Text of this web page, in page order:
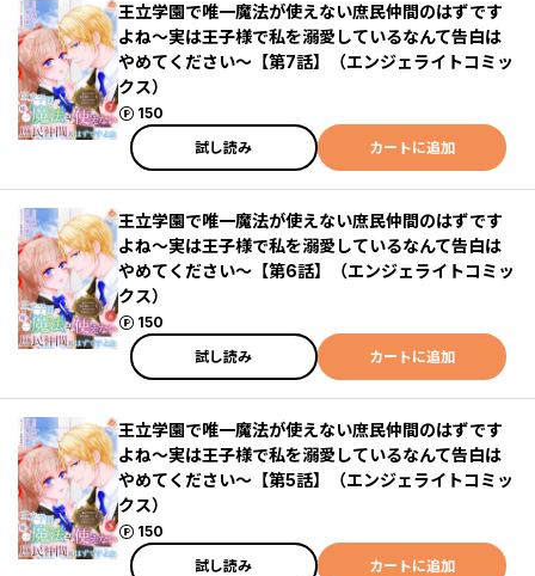
王立学園で唯一魔法が使えない庶民仲間のはずです
よね～実は王子様で私を溺愛しているなんて告白は
やめてください～【第7話】（エンジェライトコミッ
クス）
150
ポイント
試し読み
カートに追加
王立学園で唯一魔法が使えない庶民仲間のはずです
よね～実は王子様で私を溺愛しているなんて告白は
やめてください～【第6話】（エンジェライトコミッ
クス）
150
ポイント
試し読み
カートに追加
王立学園で唯一魔法が使えない庶民仲間のはずです
よね～実は王子様で私を溺愛しているなんて告白は
やめてください～【第5話】（エンジェライトコミッ
クス）
150
ポイント
試し読み
カートに追加